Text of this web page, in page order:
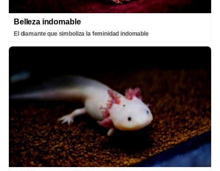
Belleza indomable
El diamante que simboliza la feminidad indomable